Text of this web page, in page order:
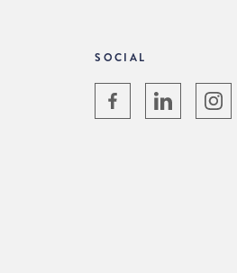
SOCIAL